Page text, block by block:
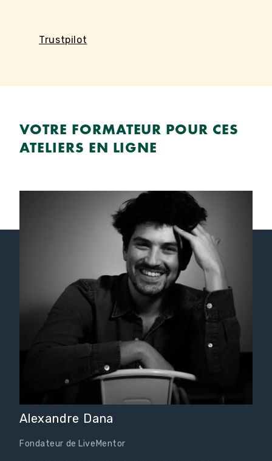
Trustpilot
VOTRE FORMATEUR POUR CES
ATELIERS EN LIGNE
Alexandre Dana
Fondateur de LiveMentor